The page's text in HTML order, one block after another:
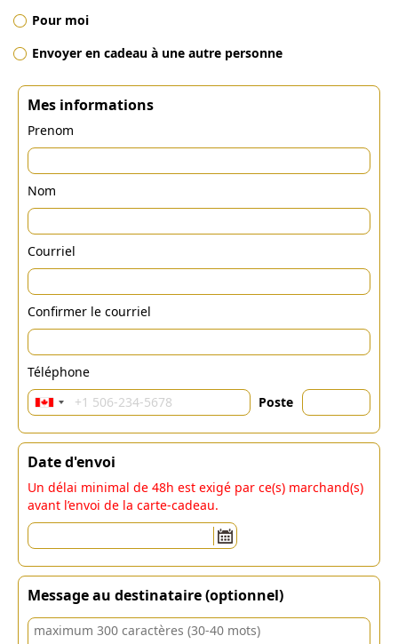
Pour moi
Envoyer en cadeau à une autre personne
Mes informations
Prenom
Nom
Courriel
Confirmer le courriel
Téléphone
Poste
Date d'envoi
Un délai minimal de 48h est exigé par ce(s) marchand(s)
avant l’envoi de la carte-cadeau.
Message au destinataire (optionnel)